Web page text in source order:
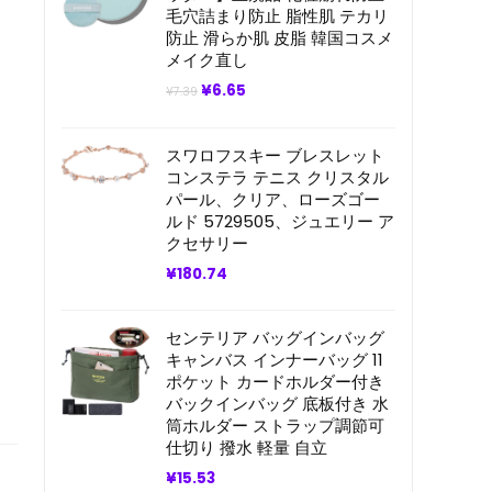
毛穴詰まり防止 脂性肌 テカリ
防止 滑らか肌 皮脂 韓国コスメ
メイク直し
¥7.39 元
は
¥7.39
で
し
た。
¥6.65
格
は
¥6.65
で
す。
スワロフスキー ブレスレット
コンステラ テニス クリスタル
パール、クリア、ローズゴー
ルド 5729505、ジュエリー ア
クセサリー
¥180.74
センテリア バッグインバッグ
キャンバス インナーバッグ 11
ポケット カードホルダー付き
バックインバッグ 底板付き 水
筒ホルダー ストラップ調節可
仕切り 撥水 軽量 自立
¥15.53